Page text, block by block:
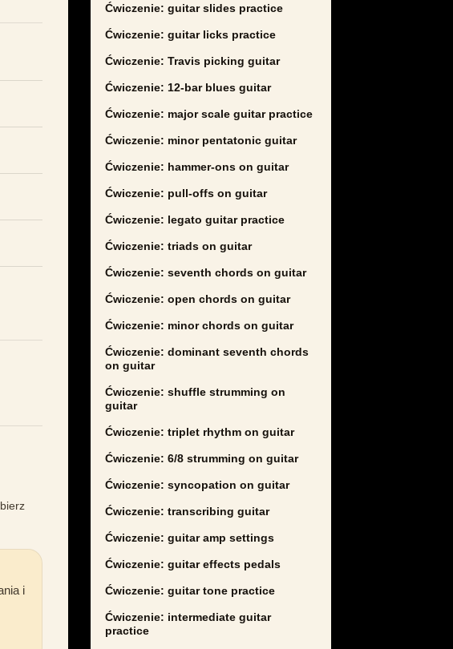
i
Ćwiczenie: guitar slides practice
Ćwiczenie: guitar licks practice
Ćwiczenie: Travis picking guitar
Ćwiczenie: 12-bar blues guitar
Ćwiczenie: major scale guitar practice
Ćwiczenie: minor pentatonic guitar
Ćwiczenie: hammer-ons on guitar
Ćwiczenie: pull-offs on guitar
Ćwiczenie: legato guitar practice
Ćwiczenie: triads on guitar
Ćwiczenie: seventh chords on guitar
Ćwiczenie: open chords on guitar
Ćwiczenie: minor chords on guitar
Ćwiczenie: dominant seventh chords
on guitar
Ćwiczenie: shuffle strumming on
guitar
Ćwiczenie: triplet rhythm on guitar
Ćwiczenie: 6/8 strumming on guitar
Ćwiczenie: syncopation on guitar
Ćwiczenie: transcribing guitar
Ćwiczenie: guitar amp settings
Ćwiczenie: guitar effects pedals
Ćwiczenie: guitar tone practice
Ćwiczenie: intermediate guitar
practice